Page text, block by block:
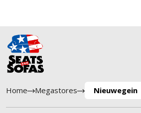
Home Megastores Nieuwegein